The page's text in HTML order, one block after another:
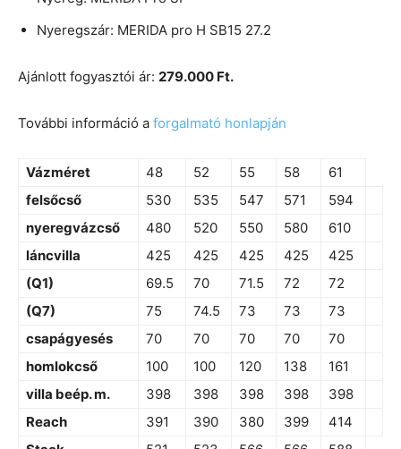
Nyeregszár: MERIDA pro H SB15 27.2
Ajánlott fogyasztói ár: 279.000 Ft.
További információ a forgalmató honlapján
Vázméret 48 52 55 58
61
felsőcső
530 535 547 571
594
nyeregvázcső
480 520 550 580
610
láncvilla
425 425 425 425
425
(Q1)
69.5 70 71.5 72
72
(Q7)
75 74.5 73 73
73
csapágyesés
70 70 70 70
70
homlokcső
100 100 120 138
161
villa beép. m.
398 398 398 398
398
Reach
391 390 380 399
414